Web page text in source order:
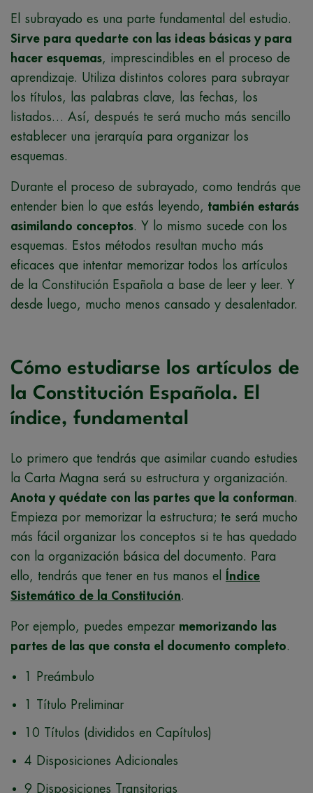
El subrayado es una parte fundamental del estudio.
Sirve para quedarte con las ideas básicas y para
hacer esquemas, imprescindibles en el proceso de
aprendizaje. Utiliza distintos colores para subrayar
los títulos, las palabras clave, las fechas, los
listados… Así, después te será mucho más sencillo
establecer una jerarquía para organizar los
esquemas.
Durante el proceso de subrayado, como tendrás que
entender bien lo que estás leyendo, también estarás
asimilando conceptos. Y lo mismo sucede con los
esquemas. Estos métodos resultan mucho más
eficaces que intentar memorizar todos los artículos
de la Constitución Española a base de leer y leer. Y
desde luego, mucho menos cansado y desalentador.
Cómo estudiarse los artículos de
la Constitución Española. El
índice, fundamental
Lo primero que tendrás que asimilar cuando estudies
la Carta Magna será su estructura y organización.
Anota y quédate con las partes que la conforman.
Empieza por memorizar la estructura; te será mucho
más fácil organizar los conceptos si te has quedado
con la organización básica del documento. Para
ello, tendrás que tener en tus manos el
Índice
Sistemático de la Constitución.
Por ejemplo, puedes empezar memorizando las
partes de las que consta el documento completo.
1 Preámbulo
1 Título Preliminar
10 Títulos (divididos en Capítulos)
4 Disposiciones Adicionales
9 Disposiciones Transitorias